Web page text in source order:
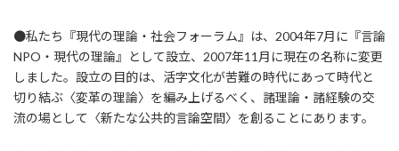
●私たち『現代の理論・社会フォーラム』は、2004年7月に『言論
NPO・現代の理論』として設立、2007年11月に現在の名称に変更
しました。設立の目的は、活字文化が苦難の時代にあって時代と
切り結ぶ〈変革の理論〉を編み上げるべく、諸理論・諸経験の交
流の場として〈新たな公共的言論空間〉を創ることにあります。